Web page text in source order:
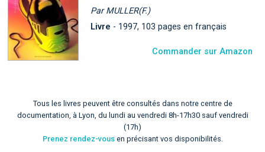
Par MULLER(F.)
Livre - 1997, 103 pages en français
Commander sur Amazon
Tous les livres peuvent être consultés dans notre centre de
documentation, à Lyon, du lundi au vendredi 8h-17h30 sauf vendredi
(17h)
Prenez rendez-vousen précisant vos disponibilités.